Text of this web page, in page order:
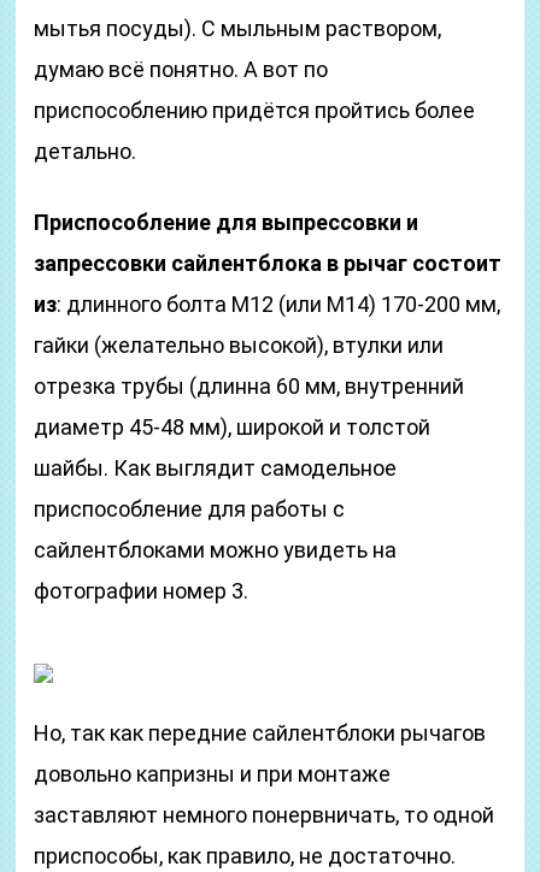
мытья посуды). С мыльным раствором,
думаю всё понятно. А вот по
приспособлению придётся пройтись более
детально.
Приспособление для выпрессовки и
запрессовки сайлентблока в рычаг состоит
из: длинного болта М12 (или М14) 170-200 мм,
гайки (желательно высокой), втулки или
отрезка трубы (длинна 60 мм, внутренний
диаметр 45-48 мм), широкой и толстой
шайбы. Как выглядит самодельное
приспособление для работы с
сайлентблоками можно увидеть на
фотографии номер 3.
Но, так как передние сайлентблоки рычагов
довольно капризны и при монтаже
заставляют немного понервничать, то одной
приспособы, как правило, не достаточно.